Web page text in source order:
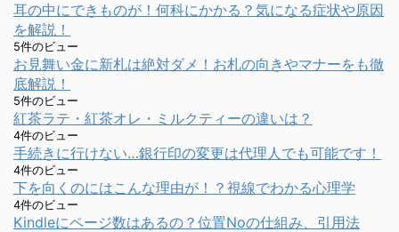
耳の中にできものが！何科にかかる？気になる症状や原因
を解説！
5件のビュー
お見舞い金に新札は絶対ダメ！お札の向きやマナーをも徹
底解説！
5件のビュー
紅茶ラテ・紅茶オレ・ミルクティーの違いは？
4件のビュー
手続きに行けない…銀行印の変更は代理人でも可能です！
4件のビュー
下を向くのにはこんな理由が！？視線でわかる心理学
4件のビュー
Kindleにページ数はあるの？位置Noの仕組み、引用法